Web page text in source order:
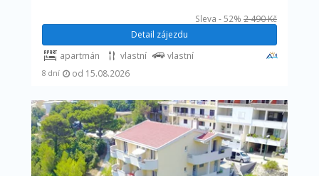
Sleva - 52% 2 490 Kč
Detail zájezdu
apartmán vlastní
vlastní
od 15.08.2026
8 dní